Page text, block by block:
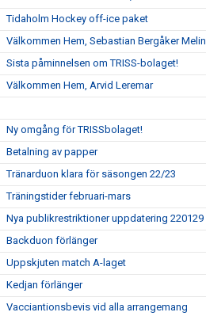
Tidaholm Hockey off-ice paket
Välkommen Hem, Sebastian Bergåker Melin.
Sista påminnelsen om TRISS-bolaget!
Välkommen Hem, Arvid Leremar
Ny omgång för TRISSbolaget!
Betalning av papper
Tränarduon klara för säsongen 22/23
Träningstider februari-mars
Nya publikrestriktioner uppdatering 220129
Backduon förlänger
Uppskjuten match A-laget
Kedjan förlänger
Vacciantionsbevis vid alla arrangemang